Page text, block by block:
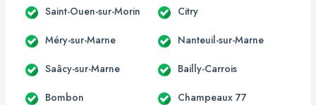
Saint-Ouen-sur-Morin Citry
Méry-sur-Marne Nanteuil-sur-Marne
Saâcy-sur-Marne Bailly-Carrois
Bombon Champeaux 77